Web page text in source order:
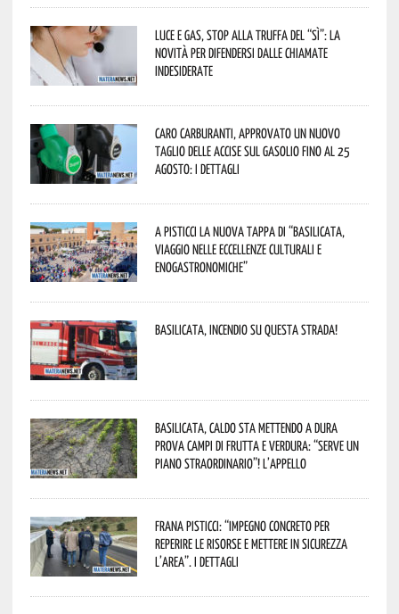
Luce e gas, stop alla truffa del “Sì”: la
novità per difendersi dalle chiamate
indesiderate
Caro carburanti, approvato un nuovo
taglio delle accise sul gasolio fino al 25
agosto: i dettagli
A Pisticci la nuova tappa di “Basilicata,
viaggio nelle eccellenze culturali e
enogastronomiche”
Basilicata, incendio su questa strada!
Basilicata, caldo sta mettendo a dura
prova campi di frutta e verdura: “Serve un
piano straordinario”! L’appello
Frana Pisticci: “Impegno concreto per
reperire le risorse e mettere in sicurezza
l’area”. I dettagli